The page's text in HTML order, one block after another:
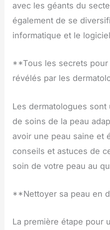
avec les géants du
également de se
informatique et le
**Tous les secrets pour
révélés par les
Les dermatologues
de soins de la peau
avoir une peau saine et
conseils et astuces de
soin de votre peau au
**Nettoyer sa peau en
La première étape pour